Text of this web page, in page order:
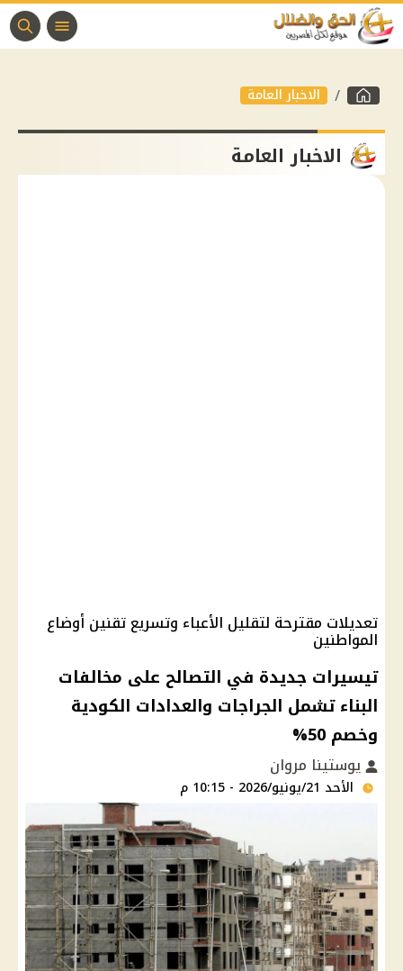
الاخبار العامة
الاخبار العامة
تعديلات مقترحة لتقليل الأعباء وتسريع تقنين أوضاع
المواطنين
تيسيرات جديدة في التصالح على مخالفات
البناء تشمل الجراجات والعدادات الكودية
وخصم 50%
يوستينا مروان
الأحد 21/يونيو/2026 - 10:15 م